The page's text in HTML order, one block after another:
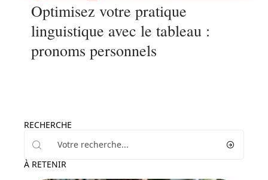
Optimisez votre pratique
linguistique avec le tableau :
pronoms personnels
RECHERCHE
À RETENIR